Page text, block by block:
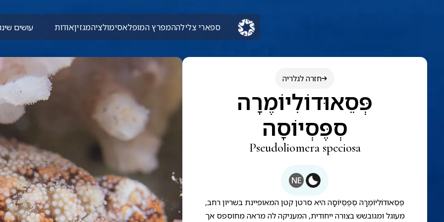
ספארי צלילההמפרץ המופלאסימולציהמגזיןאודות עושים
חזרה לגלריה
פְּסֵאוּדוֹלִיוֹמֶרָה
סְפֶּסְיוֹסָה
Pseudoliomera speciosa
NE
פְּסֵאוּדוֹלִיוֹמֶרָה סְפֶּסְיוֹסָה היא סרטן קטן המאופיינת בשריון רחב,
מעוגל ומגובשש בצורה ייחודית, המעניקה לה מראה מחוספס אך